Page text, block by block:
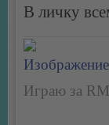
В личку
Играю за